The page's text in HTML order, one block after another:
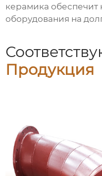
керамика обеспечит
оборудования на
Продукция